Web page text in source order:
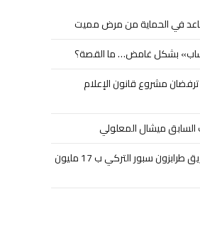
في الحماية من مرض مميت
بشكل غامض… ما القصة؟
ترفضان مشروع قانون الإعلام
ميشال المعلولي
محمد صلاح ينتقل إلى فريق طرابزون سبور التركي ب 17 مليون